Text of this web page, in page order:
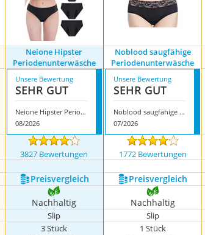
Neione Hipster
Periodenunterwäsche
Noblood saugfähige
Periodenunterwäsche
Unsere Bewertung
SEHR GUT
Neione Hipster Periodenunterwäsche
08/2026
Unsere Bewertung
SEHR GUT
Noblood saugfähige Periodenunterwäsche
07/2026
3827 Bewertungen 1772 Bewertungen
Preis­vergleich Preis­vergleich
Nachhaltig Nachhaltig
Slip Slip
3 Stück 1 Stück